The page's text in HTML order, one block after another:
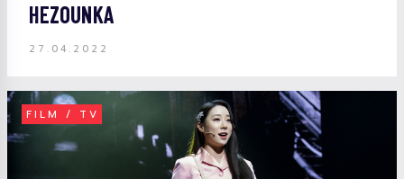
HEZOUNKA
27.04.2022
FILM / TV